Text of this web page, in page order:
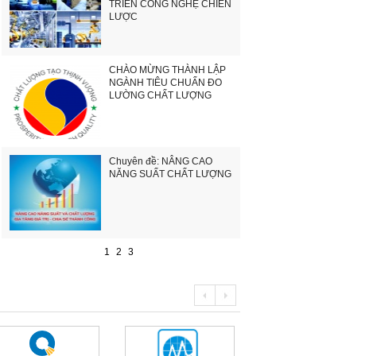
TRIỂN CÔNG NGHỆ CHIẾN
LƯỢC
CHÀO MỪNG THÀNH LẬP
NGÀNH TIÊU CHUẨN ĐO
LƯỜNG CHẤT LƯỢNG
Chuyên đề: NÂNG CAO
NĂNG SUẤT CHẤT LƯỢNG
1 2 3